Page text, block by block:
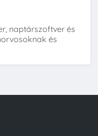
naptárszoftver és
és